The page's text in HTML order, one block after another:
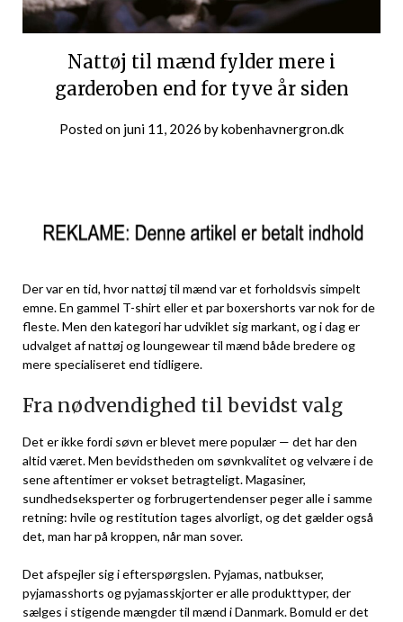
Nattøj til mænd fylder mere i
garderoben end for tyve år siden
Posted on juni 11, 2026 bykobenhavnergron.dk
Der var en tid, hvor nattøj til mænd var et forholdsvis simpelt
emne. En gammel T-shirt eller et par boxershorts var nok for de
fleste. Men den kategori har udviklet sig markant, og i dag er
udvalget af nattøj og loungewear til mænd både bredere og
mere specialiseret end tidligere.
Fra nødvendighed til bevidst valg
Det er ikke fordi søvn er blevet mere populær — det har den
altid været. Men bevidstheden om søvnkvalitet og velvære i de
sene aftentimer er vokset betragteligt. Magasiner,
sundhedseksperter og forbrugertendenser peger alle i samme
retning: hvile og restitution tages alvorligt, og det gælder også
det, man har på kroppen, når man sover.
Det afspejler sig i efterspørgslen. Pyjamas, natbukser,
pyjamasshorts og pyjamasskjorter er alle produkttyper, der
sælges i stigende mængder til mænd i Danmark. Bomuld er det